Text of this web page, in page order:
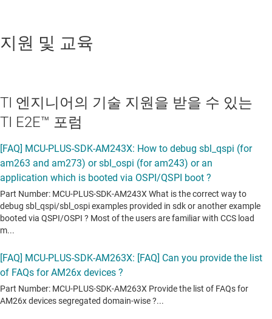
지원 및 교육
TI 엔지니어의 기술 지원을 받을 수 있는
TI E2E™ 포럼